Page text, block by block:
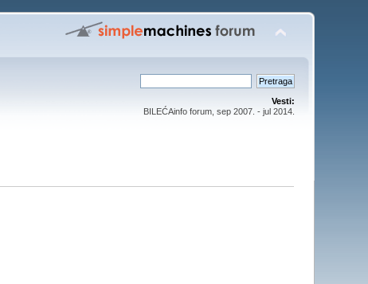
Vesti:
BILEĆAinfo forum, sep 2007. - jul 2014.